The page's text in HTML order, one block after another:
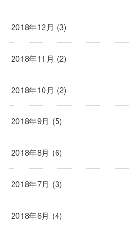
2018年12月 (3)
2018年11月 (2)
2018年10月 (2)
2018年9月 (5)
2018年8月 (6)
2018年7月 (3)
2018年6月 (4)